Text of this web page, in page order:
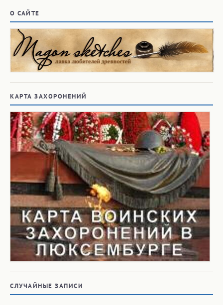
О САЙТЕ
КАРТА ЗАХОРОНЕНИЙ
СЛУЧАЙНЫЕ ЗАПИСИ